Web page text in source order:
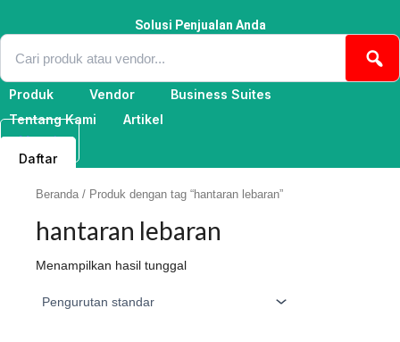
konten
Solusi Penjualan Anda
Produk Vendor
Business Suites
Tentang Kami
Artikel
Masuk
Daftar
Beranda / Produk dengan tag “hantaran lebaran”
hantaran lebaran
Menampilkan hasil tunggal